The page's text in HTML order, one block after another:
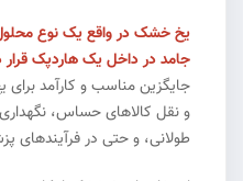
یخ خشک در واقع یک نوع
جامد در داخل یک هاردپک قرار
جایگزین مناسب و کارآمد
و نقل کالاهای حساس،
طولانی، و حتی در فرآیندهای